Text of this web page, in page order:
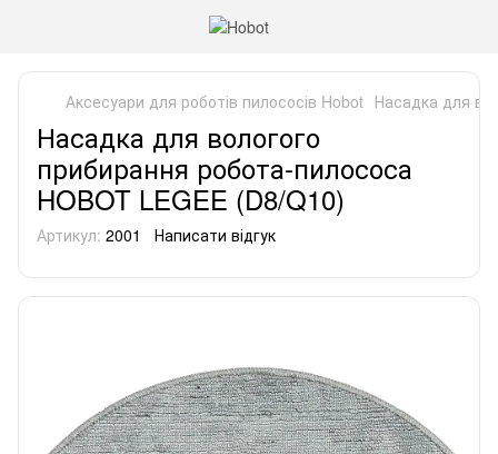
Аксесуари для роботів пилососів Hobot Насадка для
Насадка для вологого
прибирання робота-пилососа
HOBOT LEGEE (D8/Q10)
Артикул: 2001 Написати відгук